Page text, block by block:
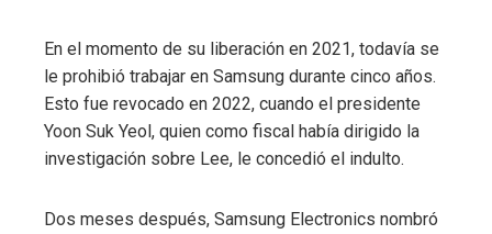
En el momento de su liberación en 2021, todavía se
le prohibió trabajar en Samsung durante cinco años.
Esto fue revocado en 2022, cuando el presidente
Yoon Suk Yeol, quien como fiscal había dirigido la
investigación sobre Lee, le concedió el indulto.
Dos meses después, Samsung Electronics nombró